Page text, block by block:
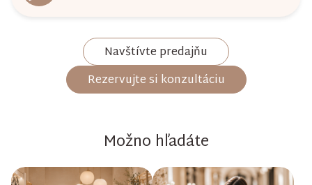
Navštívte predajňu
Rezervujte si konzultáciu
Možno hľadáte